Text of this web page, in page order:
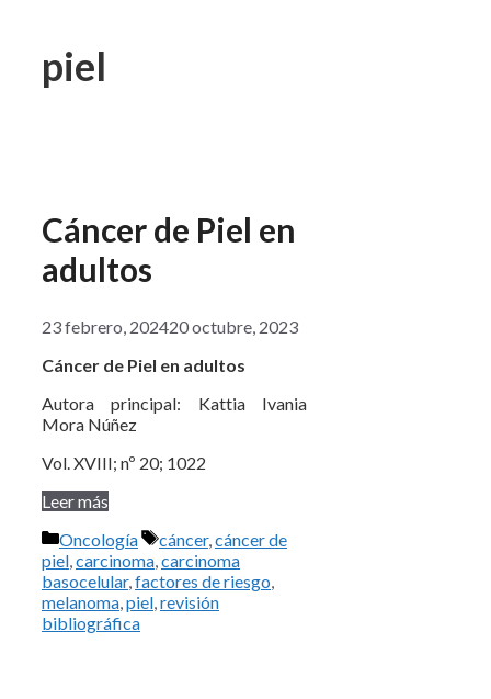
piel
Cáncer de Piel en
adultos
23 febrero, 202420 octubre, 2023
Cáncer de Piel en adultos
Autora principal: Kattia Ivania
Mora Núñez
Vol. XVIII; nº 20; 1022
Leer más
Categorías
Oncología Etiquetas
cáncer,cáncer de
piel,carcinoma,carcinoma
basocelular,factores de riesgo,
melanoma,piel,revisión
bibliográfica